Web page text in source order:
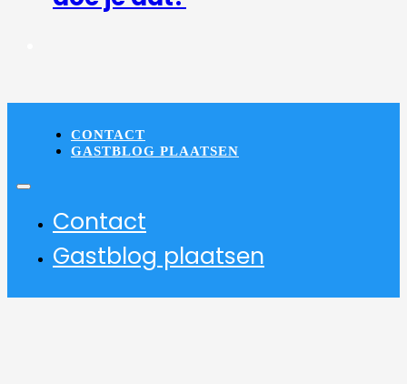
CONTACT
GASTBLOG PLAATSEN
Contact
Gastblog plaatsen